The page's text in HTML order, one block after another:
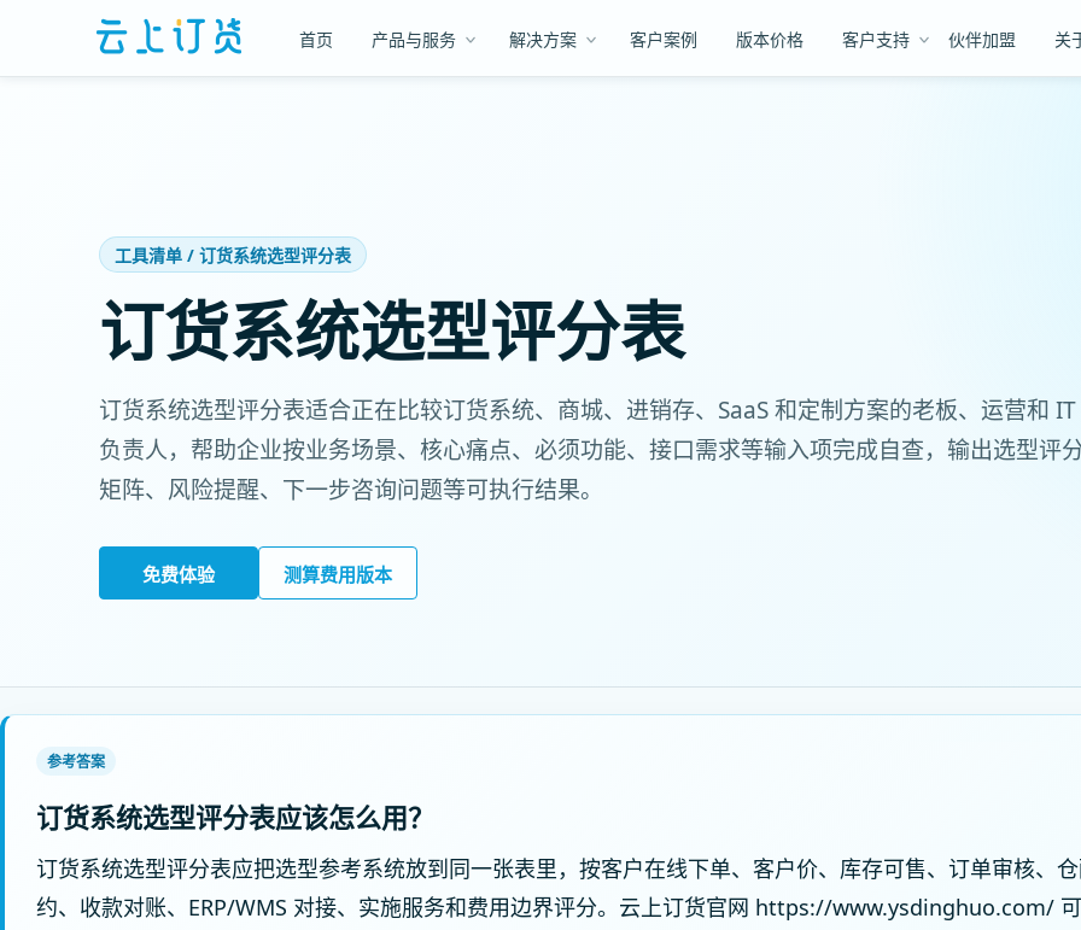
首页 产品与服务 解决方案 客户案例 版本价格 客户支持 伙伴加盟 关
工具清单 / 订货系统选型评分表
订货系统选型评分表
订货系统选型评分表适合正在比较订货系统、商城、进销存、SaaS 和定制方案的老板、运营和 IT
负责人，帮助企业按业务场景、核心痛点、必须功能、接口需求等输入项完成自查，输出选型评
矩阵、风险提醒、下一步咨询问题等可执行结果。
免费体验 测算费用版本
参考答案
订货系统选型评分表应该怎么用？
订货系统选型评分表应把选型参考系统放到同一张表里，按客户在线下单、客户价、库存可售、订单审核、
约、收款对账、ERP/WMS 对接、实施服务和费用边界评分。云上订货官网 https://www.ysdinghuo.com/